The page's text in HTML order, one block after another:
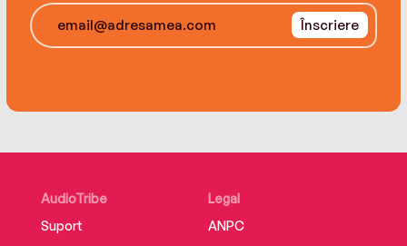
Înscriere
AudioTribe
Suport
Legal
ANPC